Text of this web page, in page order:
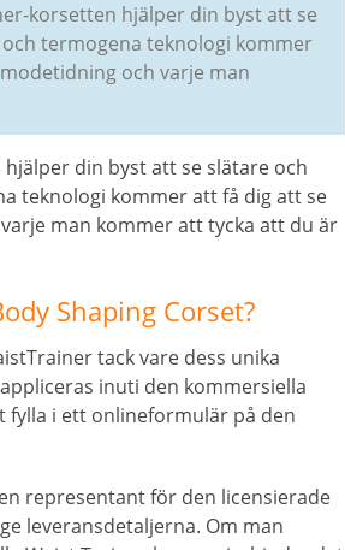
korsetten hjälper din byst att se
termogena teknologi kommer
och varje man
din byst att se slätare och
teknologi kommer att få dig att se
man kommer att tycka att du är
Shaping Corset?
tack vare dess unika
inuti den kommersiella
fylla i ett onlineformulär på den
representant för den licensierade
leveransdetaljerna. Om man